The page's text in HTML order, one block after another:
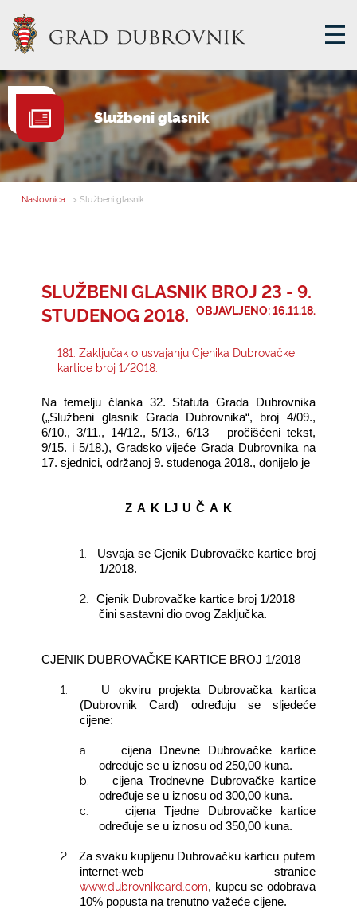
GRADSKA UPRAVA
GRADONAČELNIK
MJESNA SAMOUPRAVA
E-USLUGE
Službeni glasnik
Naslovnica > Službeni glasnik
SLUŽBENI GLASNIK BROJ 23 - 9.
STUDENOG 2018. OBJAVLJENO: 16.11.18.
181. Zaključak o usvajanju Cjenika Dubrovačke
kartice broj 1/2018.
Na temelju članka 32. Statuta Grada Dubrovnika
(„Službeni glasnik Grada Dubrovnika“, broj 4/09.,
6/10., 3/11., 14/12., 5/13., 6/13 – pročišćeni tekst,
9/15. i 5/18.), Gradsko vijeće Grada Dubrovnika na
17. sjednici, održanoj 9. studenoga 2018., donijelo je
Z A K LJ U Č A K
1.
Usvaja se Cjenik Dubrovačke kartice broj
1/2018.
2.
Cjenik Dubrovačke kartice broj 1/2018
čini sastavni dio ovog Zaključka.
CJENIK DUBROVAČKE KARTICE BROJ 1/2018
1.
U okviru projekta Dubrovačka kartica
(Dubrovnik Card) određuju se sljedeće
cijene:
a.
cijena Dnevne Dubrovačke kartice
određuje se u iznosu od 250,00 kuna.
b.
cijena Trodnevne Dubrovačke kartice
određuje se u iznosu od 300,00 kuna.
c.
cijena Tjedne Dubrovačke kartice
određuje se u iznosu od 350,00 kuna.
2.
Za svaku kupljenu Dubrovačku karticu putem
internet-web stranice
www.dubrovnikcard.com, kupcu se odobrava
10% popusta na trenutno važeće cijene.